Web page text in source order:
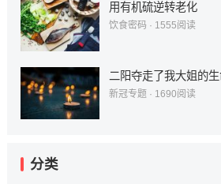
用有机硫逆转老化
饮食密码 · 1555阅读
二阳夺走了我大姐的
新冠专题· 1690阅读
分类